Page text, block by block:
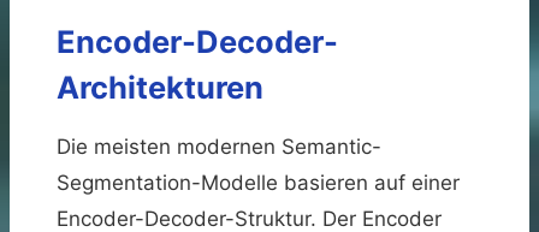
Encoder-Decoder-
Architekturen
Die meisten modernen Semantic-
Segmentation-Modelle basieren auf einer
Encoder-Decoder-Struktur. Der Encoder